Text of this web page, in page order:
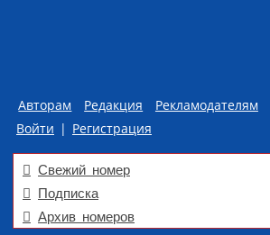
Авторам Редакция Рекламодателям
Войти | Регистрация
Свежий номер
Подписка
Архив номеров